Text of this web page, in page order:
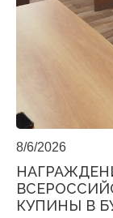
8/6/2026
КУПИНЫ В